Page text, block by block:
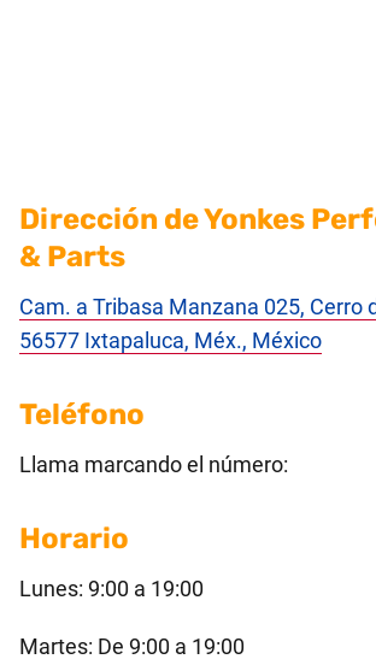
Dirección de Yonkes
& Parts
Cam. a Tribasa Manzana 025, Cerro
56577 Ixtapaluca, Méx., México
Teléfono
Llama marcando el número:
Horario
Lunes: 9:00 a 19:00
Martes: De 9:00 a 19:00